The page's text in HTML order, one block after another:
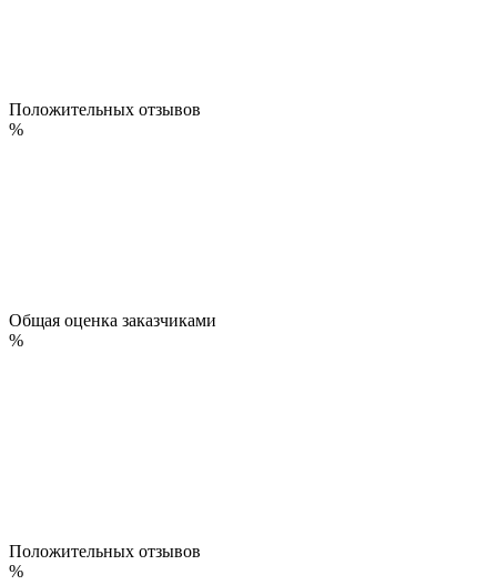
Положительных отзывов
%
Общая оценка заказчиками
%
Положительных отзывов
%